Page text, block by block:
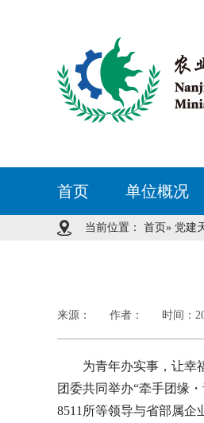
首页 单位概况
当前位置： 首页» 党建
来源： 作者： 时间：
为青年办实事，让幸
团委共同举办“牵手团缘
8511所等领导与省部属企